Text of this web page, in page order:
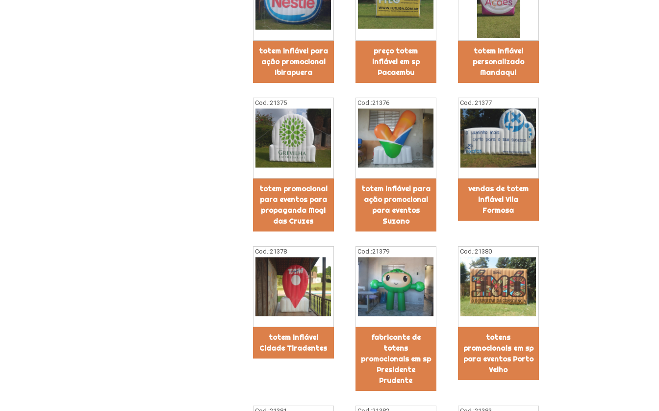
totem inflável para
ação promocional
Ibirapuera
preço totem
inflável em sp
Pacaembu
totem inflável
personalizado
Mandaqui
Cod.:21375
totem promocional
para eventos para
propaganda Mogi
das Cruzes
Cod.:21376
totem inflável para
ação promocional
para eventos
Suzano
Cod.:21377
vendas de totem
inflável Vila
Formosa
Cod.:21378
totem inflável
Cidade Tiradentes
Cod.:21379
fabricante de
totens
promocionais em sp
Presidente
Prudente
Cod.:21380
totens
promocionais em sp
para eventos Porto
Velho